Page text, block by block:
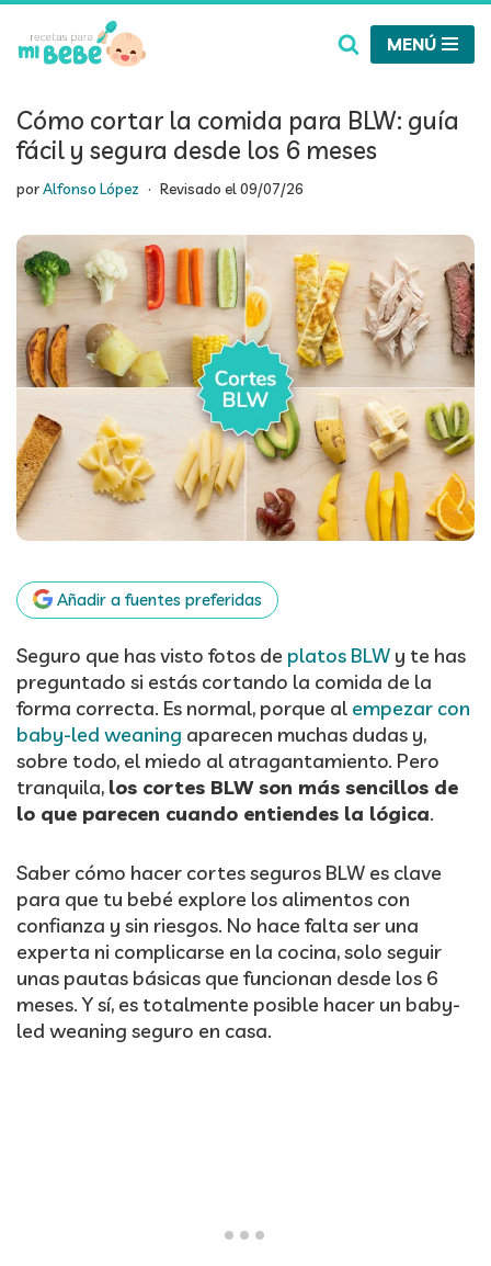
Saltar
contenido
MENÚ
Cómo cortar la comida para BLW: guía
fácil y segura desde los 6 meses
porAlfonso López Revisado el09/07/26
Añadir a fuentes preferidas
Seguro que has visto fotos de platos BLW y te has
preguntado si estás cortando la comida de la
forma correcta. Es normal, porque al empezar con
baby-led weaning aparecen muchas dudas y,
sobre todo, el miedo al atragantamiento. Pero
tranquila, los cortes BLW son más sencillos de
lo que parecen cuando entiendes la lógica.
Saber cómo hacer cortes seguros BLW es clave
para que tu bebé explore los alimentos con
confianza y sin riesgos. No hace falta ser una
experta ni complicarse en la cocina, solo seguir
unas pautas básicas que funcionan desde los 6
meses. Y sí, es totalmente posible hacer un baby-
led weaning seguro en casa.